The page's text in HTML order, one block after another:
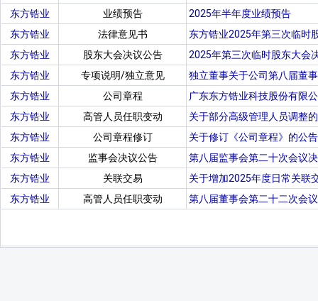
东方锆业
业绩预告
2025年半年度业绩预告
东方锆业
法律意见书
东方锆业2025年第三次临时
东方锆业
股东大会决议公告
2025年第三次临时股东大会
东方锆业
专项说明/独立意见
独立董事关于公司第八届董
东方锆业
公司章程
广东东方锆业科技股份有限
东方锆业
高管人员任职变动
关于部分高级管理人员调整
东方锆业
公司章程修订
关于修订《公司章程》的公告
东方锆业
监事会决议公告
第八届监事会第二十次会议
东方锆业
关联交易
关于增加2025年度日常关联
东方锆业
高管人员任职变动 第八届董事会第二十二次会